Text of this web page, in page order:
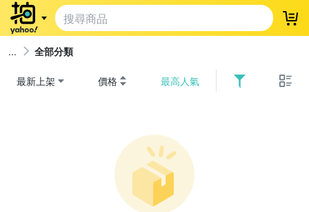
登
全部分類
最新上架 價格 最高人氣